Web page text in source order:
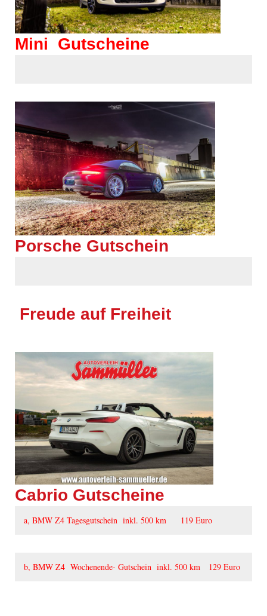
Mini Gutscheine
Porsche Gutschein
Freude auf Freiheit
Cabrio Gutscheine
a, BMW Z4 Tagesgutschein inkl. 500 km 119 Euro
b, BMW Z4 Wochenende- Gutschein inkl. 500 km 129 Euro